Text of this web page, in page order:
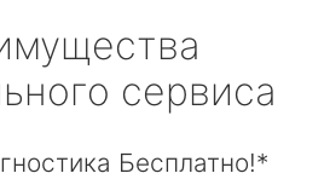
сервиса
Бесплатно!*